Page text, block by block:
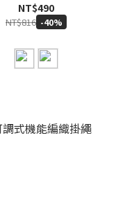
NT$490
NT$816 -40%